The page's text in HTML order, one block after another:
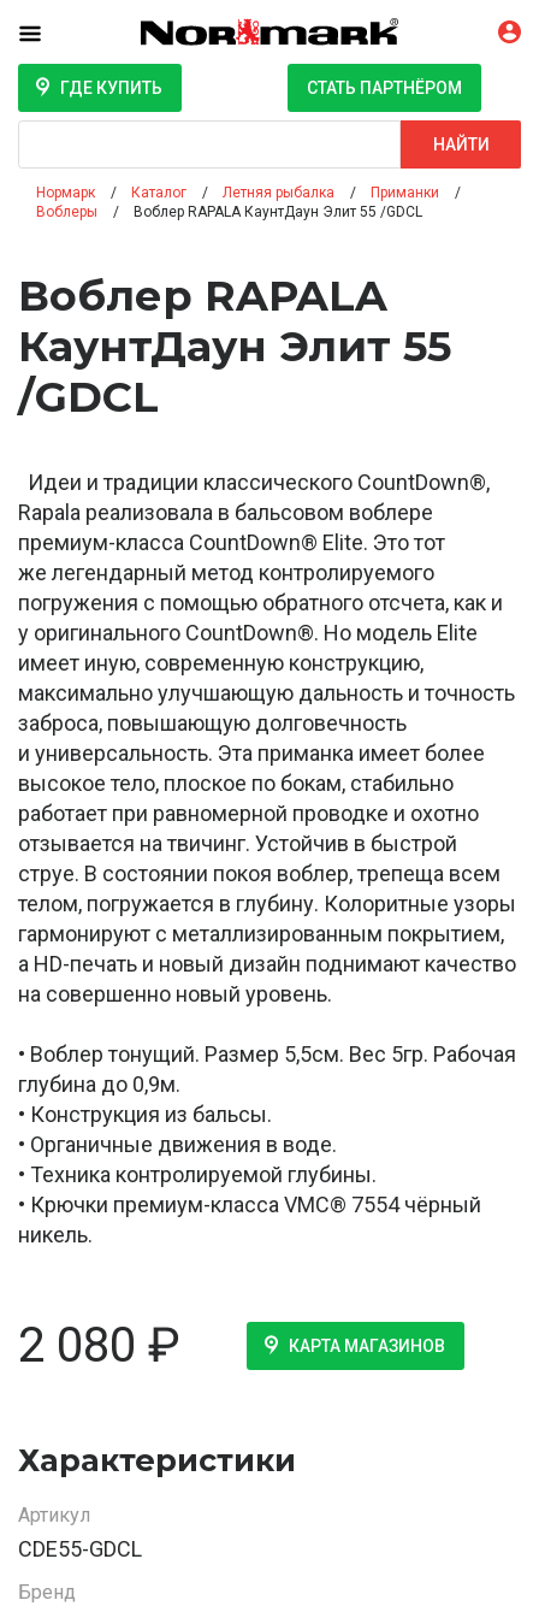
ГДЕ КУПИТЬ СТАТЬ ПАРТНЁРОМ
НАЙТИ
Нормарк Каталог Летняя рыбалка
Приманки
Воблеры
Воблер RAPALA КаунтДаун Элит 55 /GDCL
Воблер RAPALA
КаунтДаун Элит 55
/GDCL
Идеи и традиции классического CountDown®,
Rapala реализовала в бальсовом воблере
премиум-класса CountDown® Elite. Это тот
же легендарный метод контролируемого
погружения с помощью обратного отсчета, как и
у оригинального CountDown®. Но модель Elite
имеет иную, современную конструкцию,
максимально улучшающую дальность и точность
заброса, повышающую долговечность
и универсальность. Эта приманка имеет более
высокое тело, плоское по бокам, стабильно
работает при равномерной проводке и охотно
отзывается на твичинг. Устойчив в быстрой
струе. В состоянии покоя воблер, трепеща всем
телом, погружается в глубину. Колоритные узоры
гармонируют с металлизированным покрытием,
а HD-печать и новый дизайн поднимают качество
на совершенно новый уровень.
• Воблер тонущий. Размер 5,5см. Вес 5гр. Рабочая
глубина до 0,9м.
• Конструкция из бальсы.
• Органичные движения в воде.
• Техника контролируемой глубины.
• Крючки премиум-класса VMC® 7554 чёрный
никель.
2 080 ₽ КАРТА МАГАЗИНОВ
Характеристики
Артикул
CDE55-GDCL
Бренд